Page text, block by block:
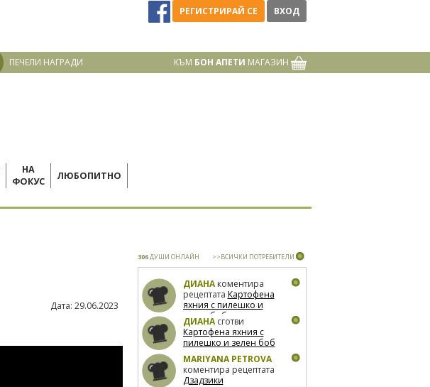
РЕГИСТРИРАЙ СЕ ВХОД
ПЕЧЕЛИ НАГРАДИ КЪМ БОН АПЕТИ МАГАЗИН
НА
ФОКУС
ЛЮБОПИТНО
Дата: 29.06.2023
306ДУШИ ОНЛАЙН >>ВСИЧКИ ПОТРЕБИТЕЛИ
ДИАНАкоментира
рецептата Картофена
яхния с пилешко и
зелен боб
ДИАНАсготви
Картофена яхния с
пилешко и зелен боб
MARIYANA PETROVA
коментира рецептата
Дзадзики